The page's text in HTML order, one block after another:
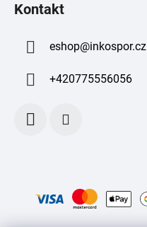
Kontakt
eshop@inkospor.cz
+420775556056